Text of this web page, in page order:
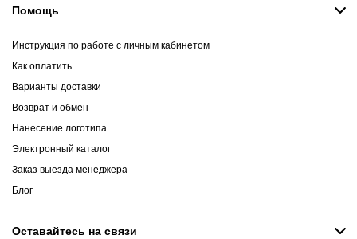
Помощь
Инструкция по работе с личным кабинетом
Как оплатить
Варианты доставки
Возврат и обмен
Нанесение логотипа
Электронный каталог
Заказ выезда менеджера
Блог
Оставайтесь на связи